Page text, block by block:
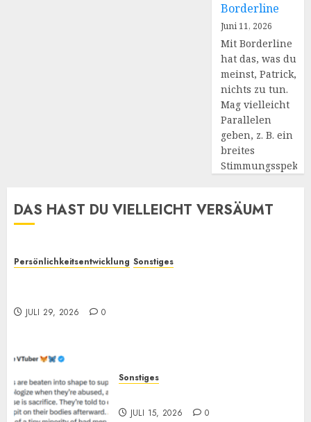
Borderline
Juni 11, 2026
Mit Borderline
hat das, was du
meinst, Patrick,
nichts zu tun.
Mag vielleicht
Parallelen
geben, z. B. ein
breites
DAS HAST DU VIELLEICHT VERSÄUMT
Persönlichkeitsentwicklung Sonstiges
JULI 29, 2026 0
Sonstiges
JULI 15, 2026 0